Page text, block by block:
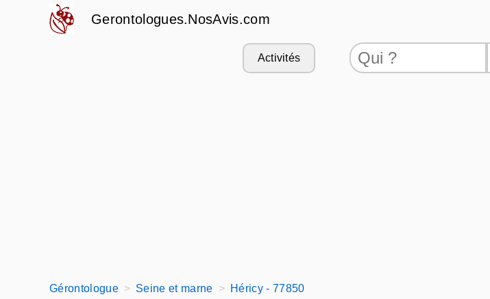
Gerontologues.NosAvis.com
Activités
Gérontologue Seine et marne Héricy - 77850